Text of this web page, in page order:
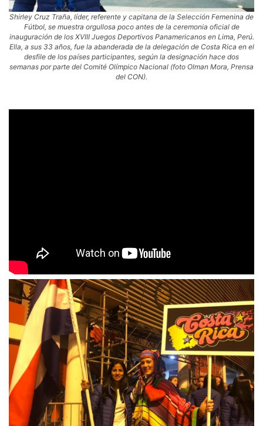
Shirley Cruz Traña, líder, referente y capitana de la Selección Femenina de
Fútbol, se muestra orgullosa poco antes de la ceremonia oficial de
inauguración de los XVIII Juegos Deportivos Panamericanos en Lima, Perú.
Ella, a sus 33 años, fue la abanderada de la delegación de Costa Rica en el
desfile de los países participantes, según la designación hace dos
semanas por parte del Comité Olímpico Nacional (foto Olman Mora, Prensa
del CON).